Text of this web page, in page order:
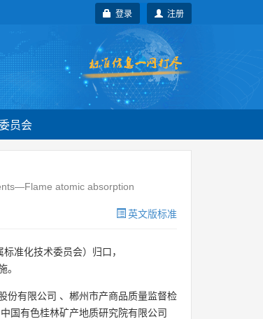
注册
登录
员会
atomic absorption
英文版标准
标准化技术委员会）归口，
。
份有限公司 、 郴州市产商品质量监督检
中国有色桂林矿产地质研究院有限公司